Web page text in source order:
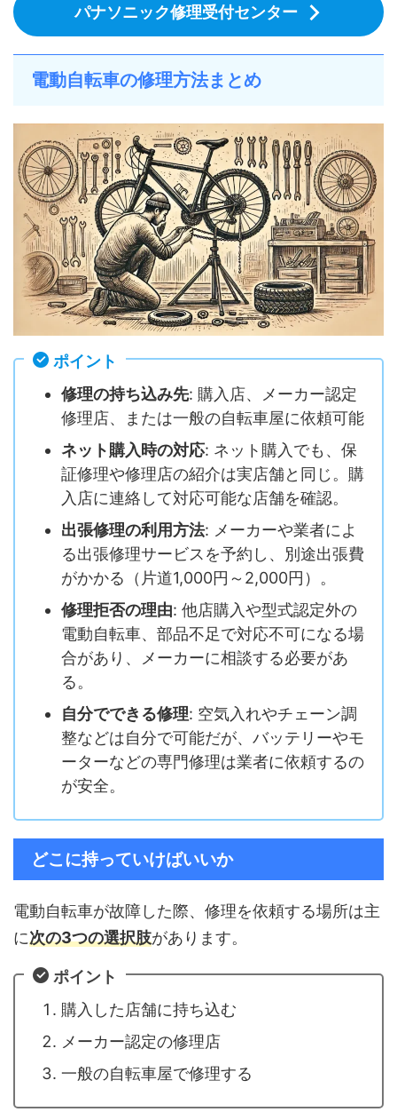
パナソニック修理受付センター
電動自転車の修理方法まとめ
ポイント
修理の持ち込み先: 購入店、メーカー認定
修理店、または一般の自転車屋に依頼可能
ネット購入時の対応: ネット購入でも、保
証修理や修理店の紹介は実店舗と同じ。購
入店に連絡して対応可能な店舗を確認。
出張修理の利用方法: メーカーや業者によ
る出張修理サービスを予約し、別途出張費
がかかる（片道1,000円～2,000円）。
修理拒否の理由: 他店購入や型式認定外の
電動自転車、部品不足で対応不可になる場
合があり、メーカーに相談する必要があ
る。
自分でできる修理: 空気入れやチェーン調
整などは自分で可能だが、バッテリーやモ
ーターなどの専門修理は業者に依頼するの
が安全。
どこに持っていけばいいか
電動自転車が故障した際、修理を依頼する場所は主
に次の3つの選択肢があります。
ポイント
購入した店舗に持ち込む
メーカー認定の修理店
一般の自転車屋で修理する